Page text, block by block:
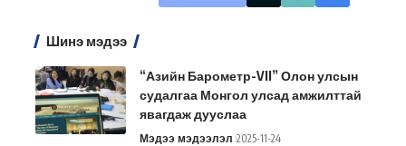
Шинэ мэдээ
“Азийн Барометр-VII” Олон улсын
судалгаа Монгол улсад амжилттай
явагдаж дууслаа
Мэдээ мэдээлэл 2025-11-24